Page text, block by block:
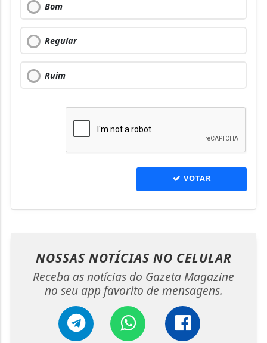
Bom
Regular
Ruim
VOTAR
NOSSAS NOTÍCIAS NO CELULAR
Receba as notícias do Gazeta Magazine
no seu app favorito de mensagens.